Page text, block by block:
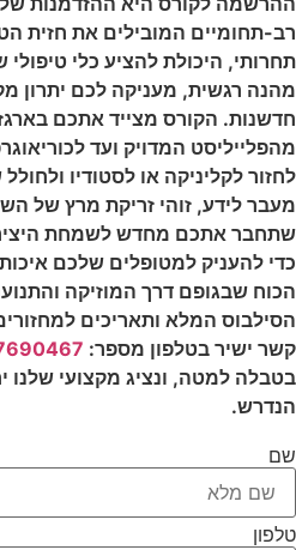
רב-תחומיים המובילים את חזית
תחרותי, היכולת להציע כלי
מהנה רגשית, מעניקה לכם יתרון
חדשנות. הקורס מצייד אתכם בארגז
מהפלייליסט המדויק ועד
לחזור לקליניקה או לסטודיו
מעבר לידע, זוהי זריקת מרץ של
שתחבר אתכם מחדש לשמחת
כדי להעניק למטופלים שלכם
הכוח שבגופם דרך המוזיקה
הסילבוס המלא ותאריכים
קשר ישיר בטלפון מספר:
בטבלה למטה, ונציג מקצועי שלנו
הנדרש.
שם
טלפון